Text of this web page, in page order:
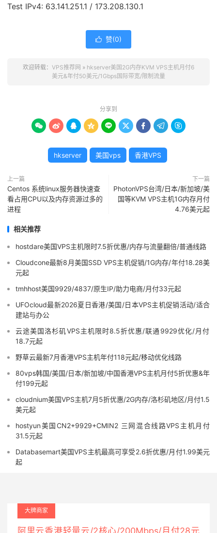
Test IPv4: 63.141.251.1 / 173.208.130.1
 赞(0)
欢迎转载： VPS推荐网 » hkserver美国2G内存KVM VPS主机月付6
美元&年付50美元/1Gbps国际带宽/限制流量
分享到
        
hkserver 美国vps 香港VPS
上一篇
Centos 系统linux服务器快速查
看占用CPU以及内存资源过多的
进程
下一篇
PhotonVPS台湾/日本/新加坡/美
国等KVM VPS主机1G内存月付
4.76美元起
相关推荐
hostdare美国VPS主机限时7.5折优惠/内存与流量翻倍/普通线路
Cloudcone最新8月美国SSD VPS主机促销/1G内存/年付18.28美
元起
tmhhost美国9929/4837/原生IP/助力电商/月付33元起
UFOcloud最新2026夏日香港/美国/日本VPS主机促销活动/适合
建站与办公
云途美国洛杉矶VPS主机限时8.5折优惠/联通9929优化/月付
18.7元起
野草云最新7月香港VPS主机年付118元起/移动优化线路
80vps韩国/美国/日本/新加坡/中国香港VPS主机月付5折优惠&年
付199元起
cloudnium美国VPS主机7月5折优惠/2G内存/洛杉矶地区/月付1.5
美元起
hostyun美国CN2+9929+CMIN2 三网混合线路VPS主机月付
31.5元起
Databasemart美国VPS主机最高可享受2.6折优惠/月付1.99美元
起
大牌商家